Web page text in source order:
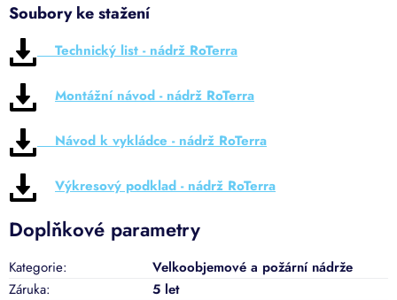
Soubory ke stažení
Technický list - nádrž RoTerra
Montážní návod - nádrž RoTerra
Návod k vykládce - nádrž RoTerra
Výkresový podklad - nádrž RoTerra
Doplňkové parametry
Kategorie:
Velkoobjemové a požární nádrže
Záruka:
5 let